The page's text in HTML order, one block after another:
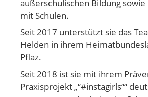
außerschulischen Bildung
mit Schulen.
Seit 2017 unterstützt sie das
Helden in ihrem
Pflaz.
Seit 2018 ist sie mit ihrem
Praxisprojekt „“#instagirls““